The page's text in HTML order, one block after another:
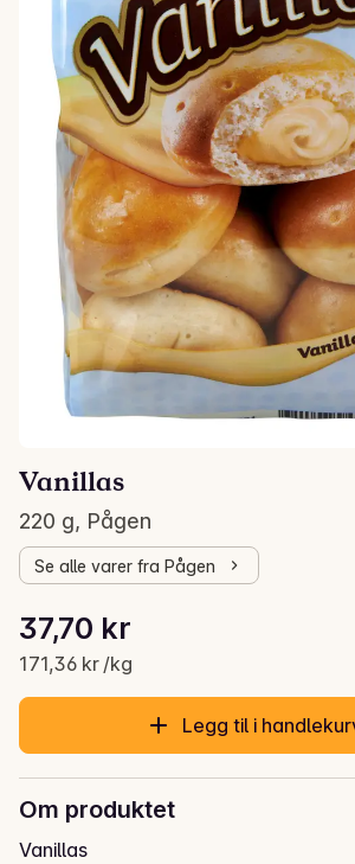
Vanillas
220 g, Pågen
Se alle varer fra Pågen
Gjeldende pris er: 37,70 kr
37,70 kr
171,36 kr /kg
Stykkpris: 171,36 kr /kg
Legg til i
Om produktet
Vanillas